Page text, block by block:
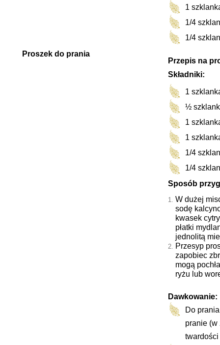
Proszek do prania
1
1/4
1/4
Przepis na
Składniki:
1
½
1
1
1/4
1/4
Sposób
W dużej
sodę
kwasek
płatki
jednolitą
Przesyp
zapobiec
mogą
ryżu lub
Dawkowanie:
Do
pranie (w